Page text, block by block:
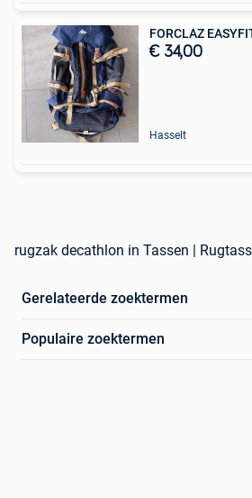
FORCLAZ
€ 34,00
Hasselt
rugzak decathlon in Tassen |
Gerelateerde zoektermen
Populaire zoektermen